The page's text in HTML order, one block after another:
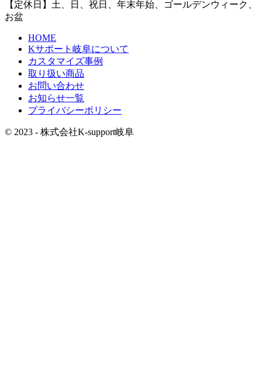
【 定休日 】 土、日、祝日、年末年始、ゴールデンウィーク、
お盆
HOME
Kサポート岐阜について
カスタマイズ事例
取り扱い商品
お問い合わせ
お知らせ一覧
プライバシーポリシー
© 2023 - 株式会社K-support岐阜